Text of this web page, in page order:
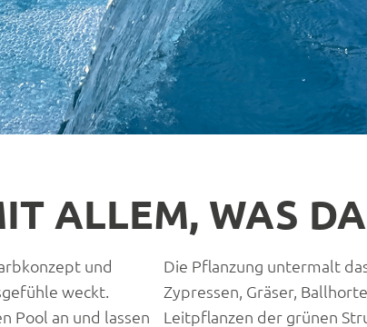
ALLEM, WAS
und
weckt.
Pool an und lassen
Die Pflanzung untermalt
Zypressen, Gräser,
Leitpflanzen der grünen